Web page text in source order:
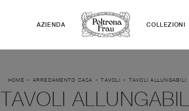
AZIENDA COLLEZIONI
HOME - ARREDAMENTO CASA -TAVOLI - TAVOLI ALLUNGABILI
TAVOLI